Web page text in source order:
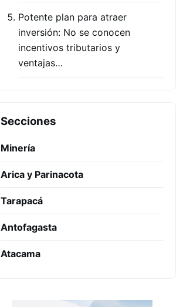
Potente plan para atraer
inversión: No se conocen
incentivos tributarios y
ventajas…
Secciones
Minería
Arica y Parinacota
Tarapacá
Antofagasta
Atacama